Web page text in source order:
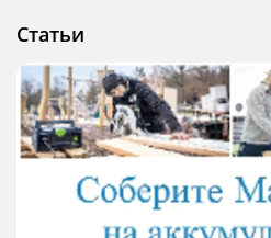
Статьи